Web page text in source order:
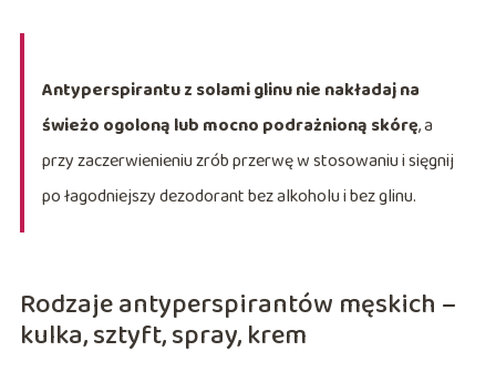
Antyperspirantu z solami glinu nie nakładaj na
świeżo ogoloną lub mocno podrażnioną skórę, a
przy zaczerwienieniu zrób przerwę w stosowaniu i sięgnij
po łagodniejszy dezodorant bez alkoholu i bez glinu.
Rodzaje antyperspirantów męskich –
kulka, sztyft, spray, krem